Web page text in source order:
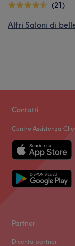
(21)
Altri Saloni di
Contatti
Centro Assistenza
Partner
Diventa partner